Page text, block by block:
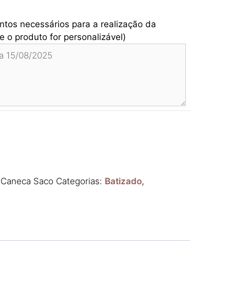
necessários para a realização da
o produto for personalizável)
Saco Categorias: Batizado,